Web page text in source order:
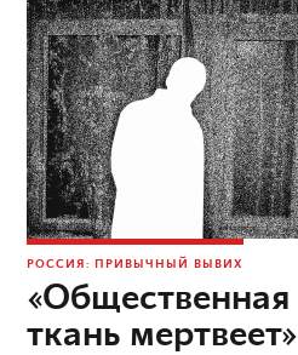
РОССИЯ: ПРИВЫЧНЫЙ ВЫВИХ
«Общественная
ткань мертвеет»